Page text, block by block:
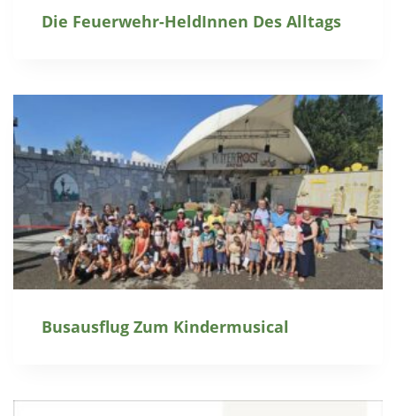
Die Feuerwehr-HeldInnen Des Alltags
Busausflug Zum Kindermusical